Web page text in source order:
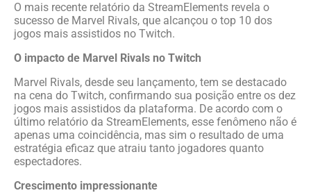
O mais recente relatório da StreamElements revela o
sucesso de Marvel Rivals, que alcançou o top 10 dos
jogos mais assistidos no Twitch.
O impacto de Marvel Rivals no Twitch
Marvel Rivals, desde seu lançamento, tem se destacado
na cena do Twitch, confirmando sua posição entre os dez
jogos mais assistidos da plataforma. De acordo com o
último relatório da StreamElements, esse fenômeno não é
apenas uma coincidência, mas sim o resultado de uma
estratégia eficaz que atraiu tanto jogadores quanto
espectadores.
Crescimento impressionante